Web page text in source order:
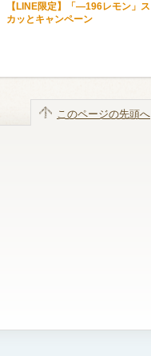
【LINE限定】「―196レモン」ス
カッとキャンペーン
このページの先頭へ